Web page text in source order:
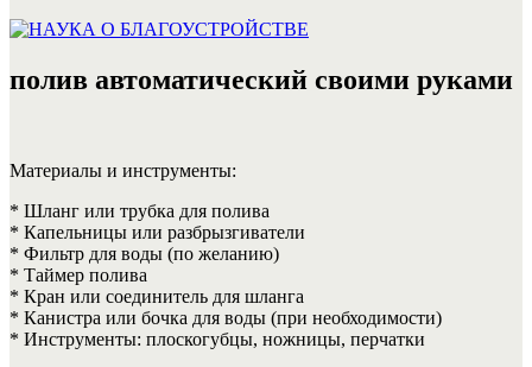
полив автоматический своими руками
Материалы и инструменты:
* Шланг или трубка для полива
* Капельницы или разбрызгиватели
* Фильтр для воды (по желанию)
* Таймер полива
* Кран или соединитель для шланга
* Канистра или бочка для воды (при необходимости)
* Инструменты: плоскогубцы, ножницы, перчатки